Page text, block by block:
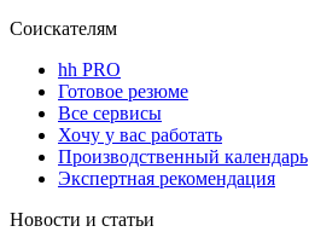
Соискателям
hh PRO
Готовое резюме
Все сервисы
Хочу у вас работать
Производственный календарь
Экспертная рекомендация
Новости и статьи